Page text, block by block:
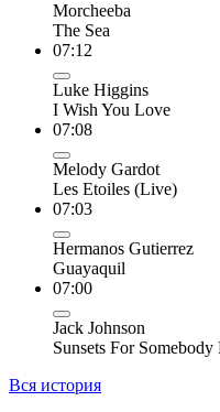
Morcheeba
The Sea
07:12
Luke Higgins
I Wish You Love
07:08
Melody Gardot
Les Etoiles (Live)
07:03
Hermanos Gutierrez
Guayaquil
07:00
Jack Johnson
Sunsets For Somebody
Вся история